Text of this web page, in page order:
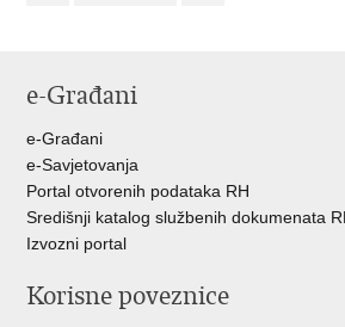
e-Građani
e-Građani
e-Savjetovanja
Portal otvorenih podataka RH
Središnji katalog službenih dokumenata
Izvozni portal
Korisne poveznice